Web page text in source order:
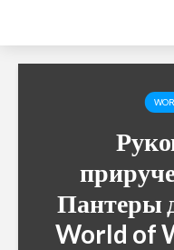
Пантеры
World of